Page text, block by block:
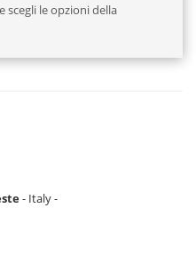
scegli le opzioni della
- Italy -